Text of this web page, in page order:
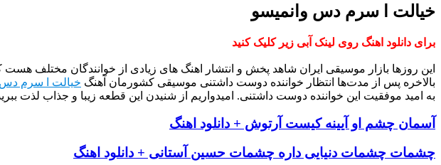
خیالت ا سرم دس وانمیسو
برای دانلود اهنگ روی لینک آبی زیر کلیک کنید
این روزها بازار موسیقی ایران شاهد پخش و انتشار اهنگ های زیادی از خوانندگان مختلف
بالاخره پس از مدت‌ها انتظار خواننده دوست داشتنی موسیقی کشورمان آهنگ خیالت ا سرم دس
به امید موفقیت این خواننده دوست داشتنی. امیدواریم از شنیدن این قطعه زیبا و جذاب لذت
آسمان چشم او آیینه کیست آرتوش + دانلود اهنگ
چشمات چشمات دنیایی داره چشمات حسین آستانی + دانلود اهنگ